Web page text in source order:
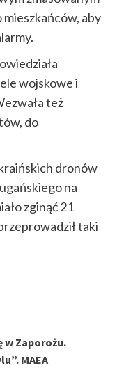
mieszkańców, aby
wojskowe i
też
do
dronów
na
zginąć 21
taki
w Zaporożu.
MAEA